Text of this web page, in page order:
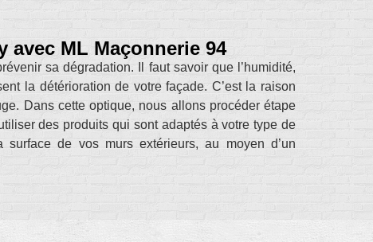
avec ML Maçonnerie 94
sa dégradation. Il faut savoir que l’humidité,
la détérioration de votre façade. C’est la raison
Dans cette optique, nous allons procéder étape
des produits qui sont adaptés à votre type de
de vos murs extérieurs, au moyen d’un